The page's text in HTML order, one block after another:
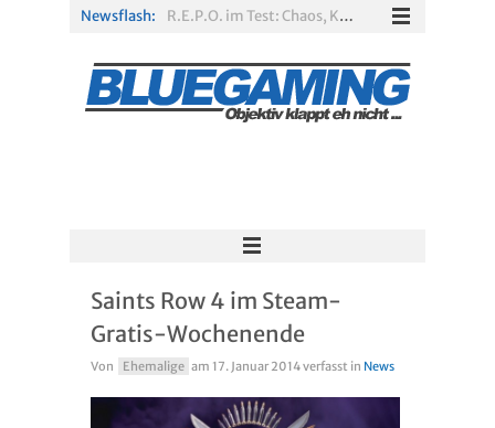
Newsflash:
R.E.P.O. im Test: Chaos, Koop und viel Spannung
„ARC Raiders“-Spieler erhalten exklusives Outfit für „The Finals“
PS Plus Extra und Premium: Erste Abgänge für August 2026 bestätigt
Escape Simulator 2 im Test: Knifflige Rätsel im neuen Gewand
Saints Row 4 im Steam-
Gratis-Wochenende
Von Ehemalige am 17. Januar 2014verfasst in News